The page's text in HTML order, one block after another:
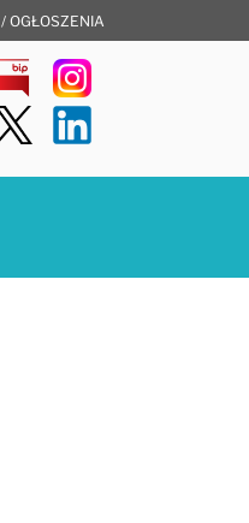
OGŁOSZENIA